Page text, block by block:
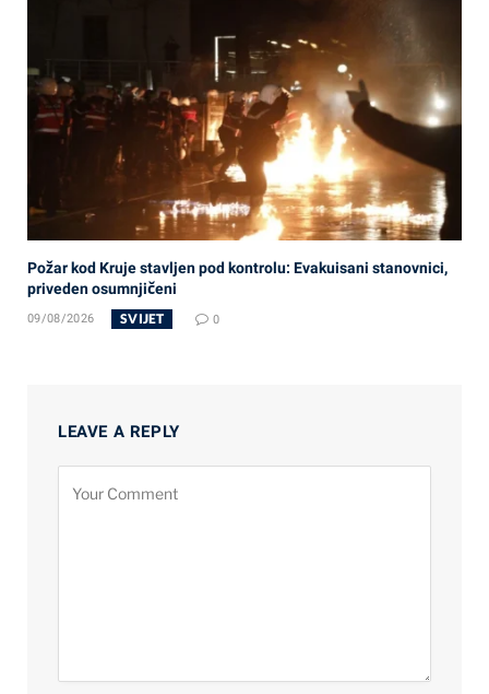
Požar kod Kruje stavljen pod kontrolu: Evakuisani stanovnici,
priveden osumnjičeni
09/08/2026 SVIJET 0
LEAVE A REPLY